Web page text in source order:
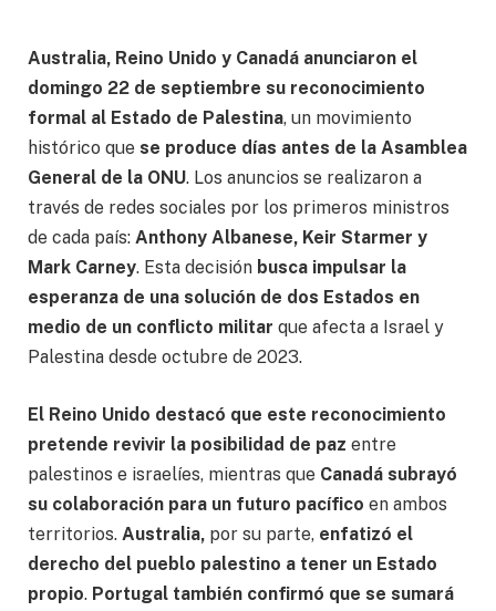
Australia, Reino Unido y Canadá anunciaron el
domingo 22 de septiembre su reconocimiento
formal al Estado de Palestina, un movimiento
histórico que se produce días antes de la Asamblea
General de la ONU. Los anuncios se realizaron a
través de redes sociales por los primeros ministros
de cada país: Anthony Albanese, Keir Starmer y
Mark Carney. Esta decisión busca impulsar la
esperanza de una solución de dos Estados en
medio de un conflicto militar que afecta a Israel y
Palestina desde octubre de 2023.
El Reino Unido destacó que este reconocimiento
pretende revivir la posibilidad de paz entre
palestinos e israelíes, mientras que Canadá subrayó
su colaboración para un futuro pacífico en ambos
territorios. Australia, por su parte, enfatizó el
derecho del pueblo palestino a tener un Estado
propio. Portugal también confirmó que se sumará